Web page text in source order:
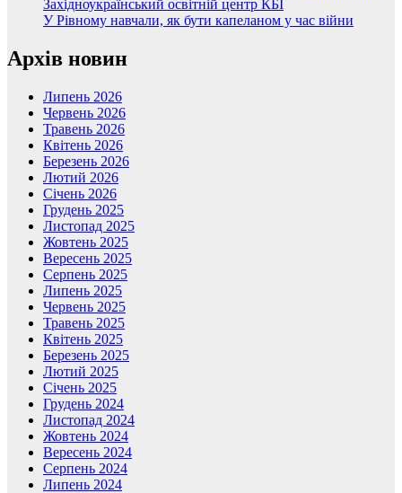
Західноукраїнський освітній центр КБІ
У Рівному навчали, як бути капеланом у час війни
Архів новин
Липень 2026
Червень 2026
Травень 2026
Квітень 2026
Березень 2026
Лютий 2026
Січень 2026
Грудень 2025
Листопад 2025
Жовтень 2025
Вересень 2025
Серпень 2025
Липень 2025
Червень 2025
Травень 2025
Квітень 2025
Березень 2025
Лютий 2025
Січень 2025
Грудень 2024
Листопад 2024
Жовтень 2024
Вересень 2024
Серпень 2024
Липень 2024